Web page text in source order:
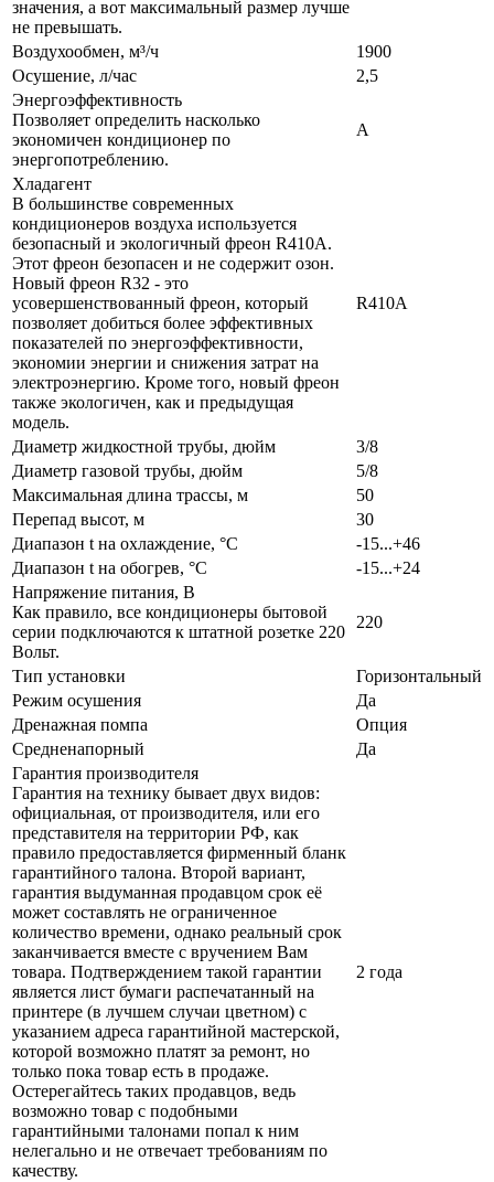
значения, а вот максимальный размер лучше
не превышать.
Воздухообмен, м³/ч
1900
Осушение, л/час
2,5
Энергоэффективность
Позволяет определить насколько
экономичен кондиционер по
энергопотреблению.
A
Хладагент
В большинстве современных
кондиционеров воздуха используется
безопасный и экологичный фреон R410A.
Этот фреон безопасен и не содержит озон.
Новый фреон R32 - это
усовершенствованный фреон, который
позволяет добиться более эффективных
показателей по энергоэффективности,
экономии энергии и снижения затрат на
электроэнергию. Кроме того, новый фреон
также экологичен, как и предыдущая
модель.
R410A
Диаметр жидкостной трубы, дюйм
3/8
Диаметр газовой трубы, дюйм
5/8
Максимальная длина трассы, м
50
Перепад высот, м
30
Диапазон t на охлаждение, °С
-15...+46
Диапазон t на обогрев, °С
-15...+24
Напряжение питания, В
Как правило, все кондиционеры бытовой
серии подключаются к штатной розетке 220
Вольт.
220
Тип установки
Горизонтальный
Режим осушения
Да
Дренажная помпа
Опция
Средненапорный
Да
Гарантия производителя
Гарантия на технику бывает двух видов:
официальная, от производителя, или его
представителя на территории РФ, как
правило предоставляется фирменный бланк
гарантийного талона. Второй вариант,
гарантия выдуманная продавцом срок её
может составлять не ограниченное
количество времени, однако реальный срок
заканчивается вместе с вручением Вам
товара. Подтверждением такой гарантии
является лист бумаги распечатанный на
принтере (в лучшем случаи цветном) с
указанием адреса гарантийной мастерской,
которой возможно платят за ремонт, но
только пока товар есть в продаже.
Остерегайтесь таких продавцов, ведь
возможно товар с подобными
гарантийными талонами попал к ним
нелегально и не отвечает требованиям по
качеству.
2 года